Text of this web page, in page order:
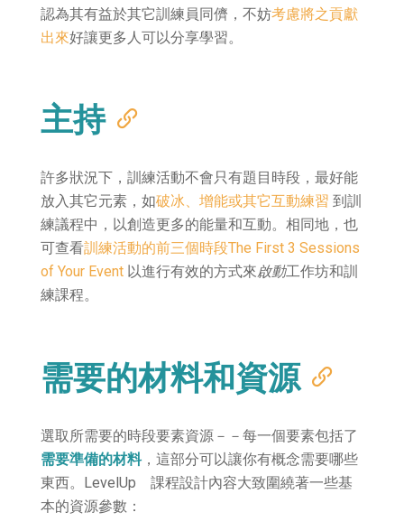
認為其有益於其它訓練員同儕，不妨考慮將之貢獻
出來好讓更多人可以分享學習。
主持
許多狀況下，訓練活動不會只有題目時段，最好能
放入其它元素，如破冰、增能或其它互動練習 到訓
練議程中，以創造更多的能量和互動。相同地，也
可查看訓練活動的前三個時段The First 3 Sessions
of Your Event以進行有效的方式來啟動工作坊和訓
練課程。
需要的材料和資源
選取所需要的時段要素資源－－每一個要素包括了
需要準備的材料，這部分可以讓你有概念需要哪些
東西。LevelUp 課程設計內容大致圍繞著一些基
本的資源參數：